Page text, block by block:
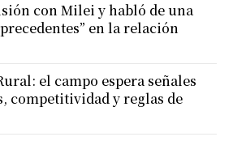
con Milei y habló de una
en la relación
el campo espera señales
competitividad y reglas de